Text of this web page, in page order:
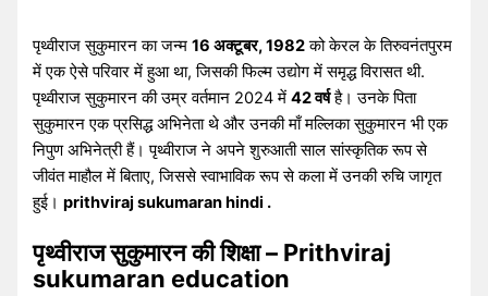
पृथ्वीराज सुकुमारन का जन्म16 अक्टूबर, 1982को केरल के तिरुवनंतपुरम
में एक ऐसे परिवार में हुआ था, जिसकी फिल्म उद्योग में समृद्ध विरासत थी.
पृथ्वीराज सुकुमारन की उम्र वर्तमान 2024 में42 वर्षहै। उनके पिता
सुकुमारन एक प्रसिद्ध अभिनेता थे और उनकी माँ मल्लिका सुकुमारन भी एक
निपुण अभिनेत्री हैं। पृथ्वीराज ने अपने शुरुआती साल सांस्कृतिक रूप से
जीवंत माहौल में बिताए, जिससे स्वाभाविक रूप से कला में उनकी रुचि जागृत
हुई।prithviraj sukumaran hindi .
पृथ्वीराज सुकुमारन की शिक्षा – Prithviraj
sukumaran education